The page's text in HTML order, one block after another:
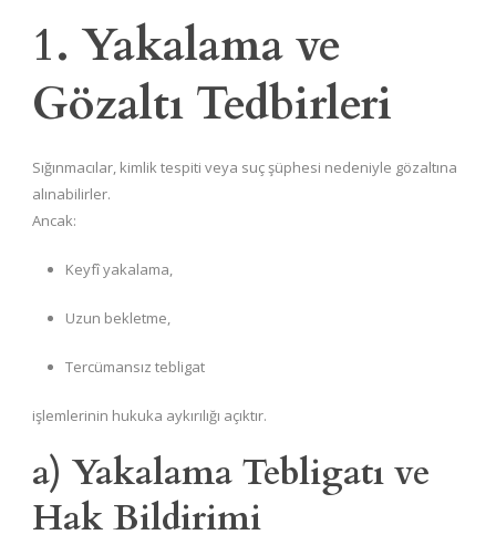
1. Yakalama ve
Gözaltı Tedbirleri
Sığınmacılar, kimlik tespiti veya suç şüphesi nedeniyle gözaltına
alınabilirler.
Ancak:
Keyfî yakalama,
Uzun bekletme,
Tercümansız tebligat
işlemlerinin hukuka aykırılığı açıktır.
a) Yakalama Tebligatı ve
Hak Bildirimi